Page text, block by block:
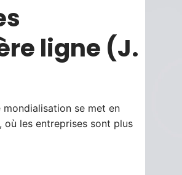
ligne (J.
se met en
où les entreprises sont plus